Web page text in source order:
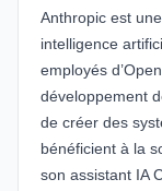
Anthropic est
intelligence
employés
développement
de créer des
bénéficient à la
son assistant IA